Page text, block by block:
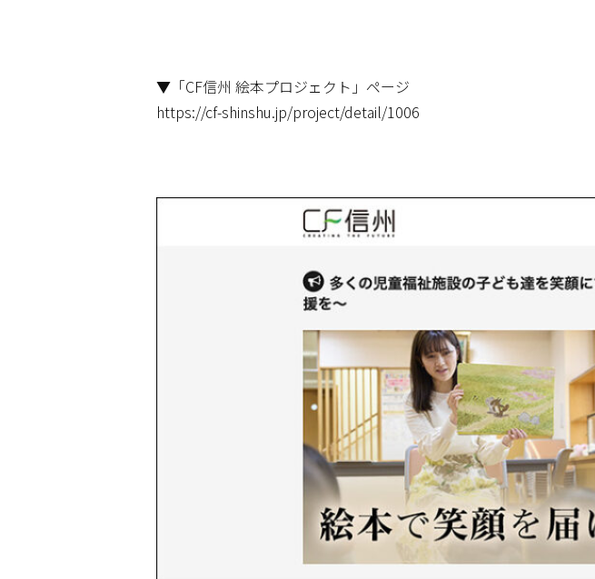
▼「CF信州 絵本プロジェクト」ページ
https://cf-shinshu.jp/project/detail/1006